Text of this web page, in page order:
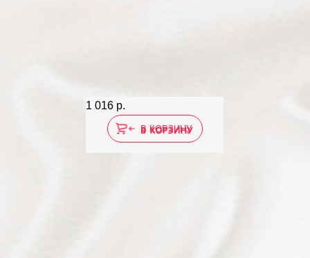
1 016 р.
В КОРЗИНУ